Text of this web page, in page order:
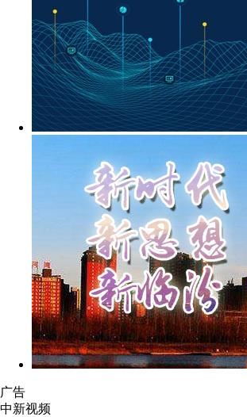
广告
中新视频